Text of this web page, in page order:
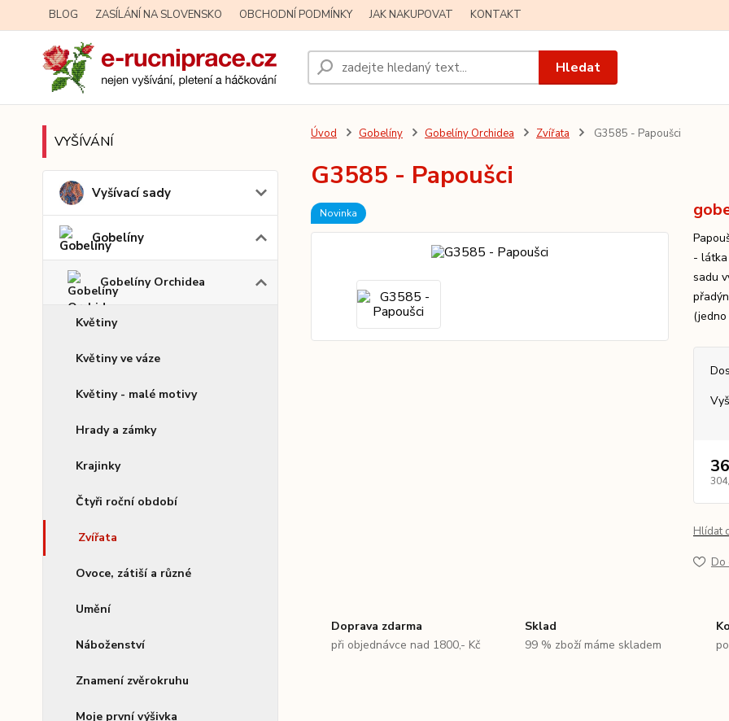
BLOG ZASÍLÁNÍ NA SLOVENSKO OBCHODNÍ PODMÍNKY JAK NAKUPOVAT KONTAKT
Hledat
VYŠÍVÁNÍ
Vyšívací sady
Gobelíny
Gobelíny Orchidea
Květiny
Květiny ve váze
Květiny - malé motivy
Hrady a zámky
Krajinky
Čtyři roční období
Zvířata
Ovoce, zátiší a různé
Umění
Náboženství
Znamení zvěrokruhu
Moje první výšivka
Úvod Gobelíny Gobelíny Orchidea Zvířata G3585 - Papoušci
G3585 - Papoušci
Novinka
- látka
sadu
(jedno
Hlídat
Do
Doprava zdarma
při objednávce nad 1800,- Kč
Sklad
99 % zboží máme skladem